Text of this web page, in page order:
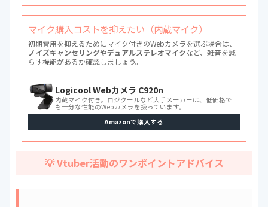
マイク購入コストを抑えたい（内蔵マイク）
初期費用を抑えるためにマイク付きのWebカメラを選ぶ場合は、
ノイズキャンセリングやデュアルステレオマイクなど、雑音を減
らす機能があるか確認しましょう。
Logicool Webカメラ C920n
内蔵マイク付き。ロジクールなど大手メーカーは、低価格で
も十分な性能のWebカメラを扱っています。
Amazonで購入する
💡 Vtuber活動のワンポイントアドバイス